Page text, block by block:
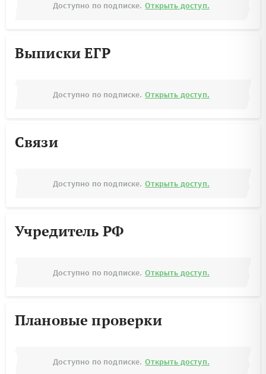
Доступно по подписке. Открыть доступ.
Выписки ЕГР
Доступно по подписке. Открыть доступ.
Связи
Доступно по подписке. Открыть доступ.
Учредитель РФ
Доступно по подписке. Открыть доступ.
Плановые проверки
Доступно по подписке. Открыть доступ.